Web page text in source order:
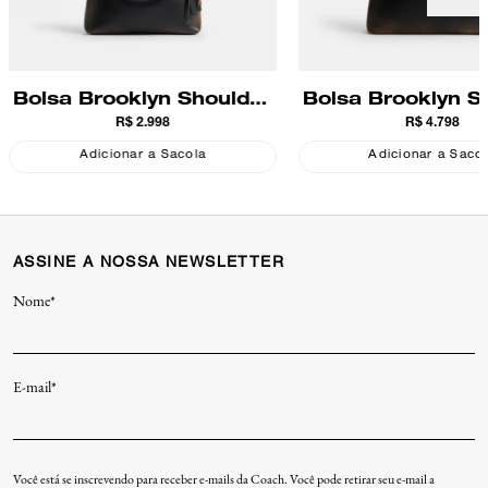
Bolsa Brooklyn Shoulder
28 Loved Leather Coach
R$ 2.998
Adicionar a Sacola
Bolsa Brooklyn
39 LovedR$ 4.798
Adicionar a
ASSINE A NOSSA NEWSLETTER
Nome*
E-mail*
Você está se inscrevendo para receber e-mails da Coach. Você pode retirar seu e-mail a